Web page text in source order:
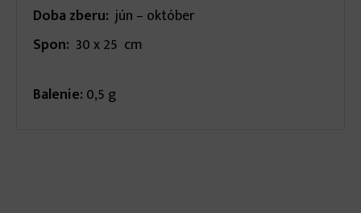
Doba zberu: jún – október
Spon: 30 x 25 cm
Balenie: 0,5 g